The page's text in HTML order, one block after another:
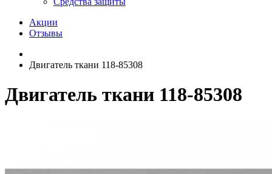
Акции
Отзывы
Двигатель ткани 118-85308
Двигатель ткани 118-85308